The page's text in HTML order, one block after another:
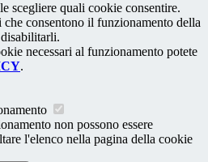
scegliere quali cookie consentire.
consentono il funzionamento della
necessari al funzionamento potete
.
non possono essere
l'elenco nella pagina della cookie